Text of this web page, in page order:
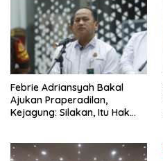
Febrie Adriansyah Bakal
Ajukan Praperadilan,
Kejagung: Silakan, Itu Hak